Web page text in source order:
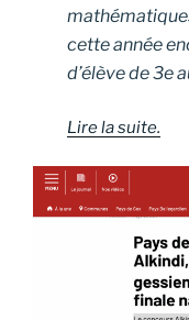
cette année
d’élève de 3e
Lire la suite.